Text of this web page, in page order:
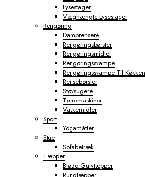
Lysestager
Væghængte Lysestager
Rengøring
Damprensere
Rengøringsbørster
Rengøringsmidler
Rengøringssvampe
Rengøringssvampe Til Køkken
Rensebørster
Støvsugere
Tørremaskiner
Vaskemidler
Sport
Yogamåtter
Stue
Sofabetræk
Tæpper
Bløde Gulvtæpper
Rundtæpper